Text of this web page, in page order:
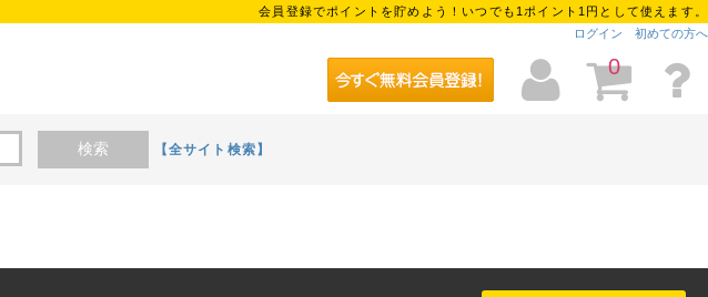
会員登録でポイントを貯めよう！いつでも1ポイント1円として使えます。
ログイン
初めての方へ
0
検索 【全サイト検索】